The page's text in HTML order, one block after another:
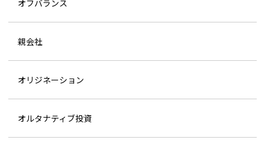
オフバランス
親会社
オリジネーション
オルタナティブ投資